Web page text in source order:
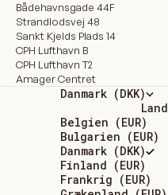
Bådehavnsgade 44F
Strandlodsvej 48
Sankt Kjelds Plads 14
CPH Lufthavn B
CPH Lufthavn T2
Amager Centret
Danmark (DKK)
Land
Belgien (EUR)
Bulgarien (EUR)
Danmark (DKK)
Finland (EUR)
Frankrig (EUR)